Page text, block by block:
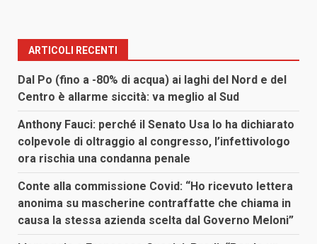
ARTICOLI RECENTI
Dal Po (fino a -80% di acqua) ai laghi del Nord e del
Centro è allarme siccità: va meglio al Sud
Anthony Fauci: perché il Senato Usa lo ha dichiarato
colpevole di oltraggio al congresso, l’infettivologo
ora rischia una condanna penale
Conte alla commissione Covid: “Ho ricevuto lettera
anonima su mascherine contraffatte che chiama in
causa la stessa azienda scelta dal Governo Meloni”